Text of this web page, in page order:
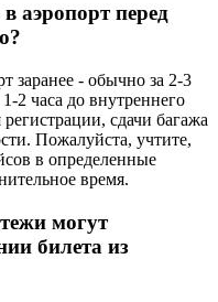
аэропорт перед
заранее - обычно за 2-3
2 часа до внутреннего
сдачи багажа
Пожалуйста, учтите,
в определенные
время.
могут
билета из